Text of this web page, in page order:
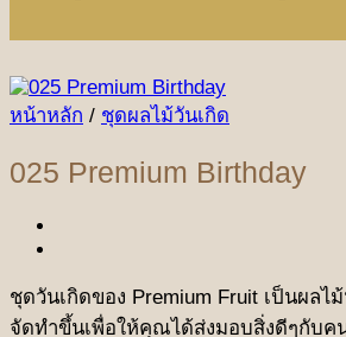
หน้าหลัก / ชุดผลไม้วันเกิด
025 Premium Birthday
ชุดวันเกิดของ Premium Fruit เป็นผลไ
จัดทำขึ้นเพื่อให้คุณได้ส่งมอบสิ่งดีๆกับค